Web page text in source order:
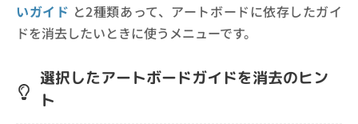
いガイド と2種類あって、アートボードに依存したガイ
ドを消去したいときに使うメニューです。
選択したアートボードガイドを消去のヒン
ト